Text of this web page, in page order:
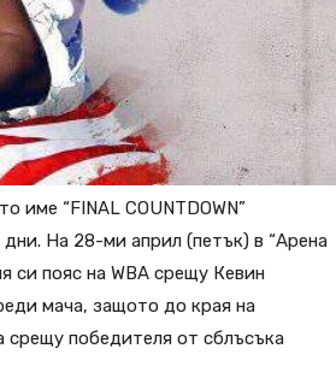
име “FINAL COUNTDOWN”
На 28-ми април (петък) в “Арена
си пояс на WBA срещу Кевин
мача, защото до края на
срещу победителя от сблъсъка